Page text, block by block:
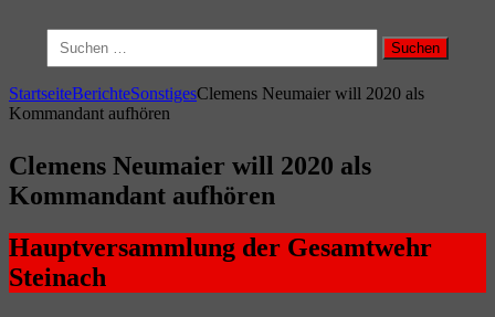
nach:
StartseiteBerichteSonstigesClemens Neumaier will 2020 als
Kommandant aufhören
Clemens Neumaier will 2020 als
Kommandant aufhören
Hauptversammlung der Gesamtwehr
Steinach